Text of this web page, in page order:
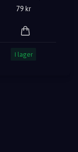
79 kr
I lager